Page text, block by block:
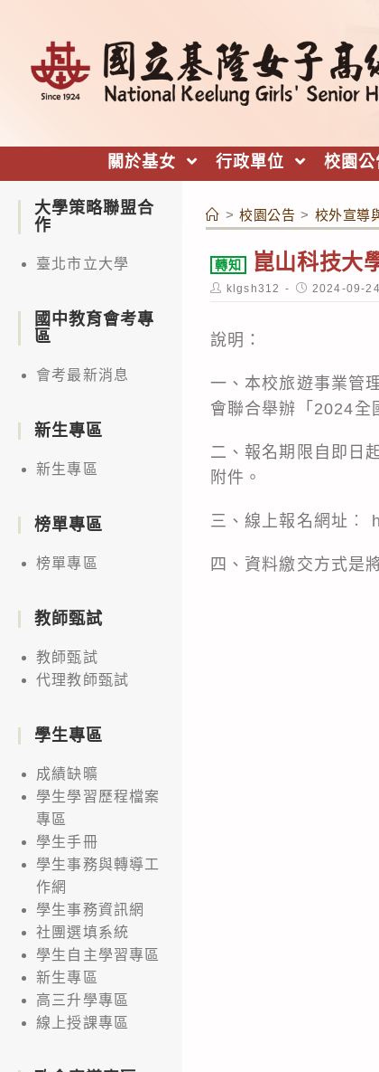
關於基女 行政單位 校園公
> 校園公告 > 校外宣導
轉知 崑山科技大
Post
author:
klgsh312
Post
published:
2024-09-24
說明：
一、本校旅遊事業管
會聯合舉辦「2024全
二、報名期限自即日
附件。
三、線上報名網址
四、資料繳交方式
大學策略聯盟合
作
臺北市立大學
國中教育會考專
區
會考最新消息
新生專區
新生專區
榜單專區
榜單專區
教師甄試
教師甄試
代理教師甄試
學生專區
成績缺曠
學生學習歷程檔案
專區
學生手冊
學生事務與轉導工
作網
學生事務資訊網
社團選填系統
學生自主學習專區
新生專區
高三升學專區
線上授課專區